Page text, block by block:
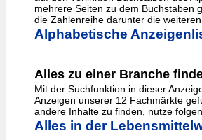
mehrere Seiten zu dem Buchstaben
die Zahlenreihe darunter die weiteren
Alphabetische
Alles zu einer Branche
Mit der Suchfunktion in dieser
Anzeigen unserer 12 Fachmärkte
andere Inhalte zu finden, nutze
Alles in der